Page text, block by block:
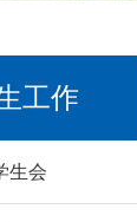
工作
生会